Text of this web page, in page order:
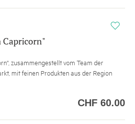
i
Capricorn"
zusammengestellt vom Team der
mit feinen Produkten aus der Region
CHF 60.00